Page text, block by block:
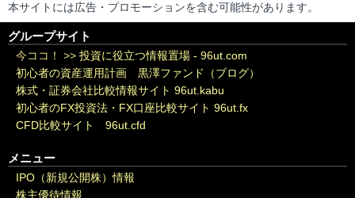
本サイトには広告・プロモーションを含む可能性があります。
グループサイト
今ココ！ >> 投資に役立つ情報置場 - 96ut.com
初心者の資産運用計画 黒澤ファンド（ブログ）
株式・証券会社比較情報サイト 96ut.kabu
初心者のFX投資法・FX口座比較サイト 96ut.fx
CFD比較サイト 96ut.cfd
メニュー
IPO（新規公開株）情報
株主優待情報